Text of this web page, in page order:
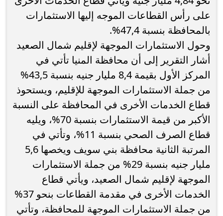
على رأس القطاعات الموجه إليها الاستثمارات
بالمحافظة بنسبة 47,4%.
وحول الاستثمارات الموجهة لإقليم شمال الصعيد
أشار التقرير إلى أن محافظة المنيا تأتي في
المركز الأول بقيمة 8,4 مليار جنيه بنسبة 43,5%
من جملة الاستثمارات الموجهة للإقليم، ويستحوذ
قطاع الخدمات الأخرى في المحافظة على النسبة
الأكبر من قيمة الاستثمارات بنسبة 70%، ويليه
قطاع الصرف الصحي بنسبة 11%، وتأتي في
المرتبة الثانية محافظة بني سويف ويخصها 5,6
مليار جنيه بنسبة 29% من جملة الاستثمارات
الموجهة لإقليم شمال الصعيد، ويأتي قطاع
الخدمات الأخرى في مقدمة القطاعات بنحو 37%
من جملة الاستثمارات الموجهة للمحافظة، وتأتي